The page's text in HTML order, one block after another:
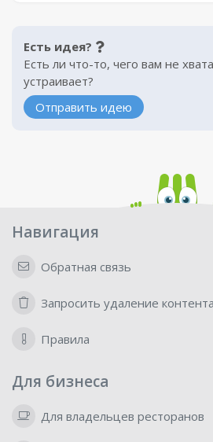
Есть идея?
Есть ли что-то, чего вам не
устраивает?
Отправить идею
Навигация
Обратная связь
Запросить удаление контента
Правила
Для бизнеса
Для владельцев ресторанов